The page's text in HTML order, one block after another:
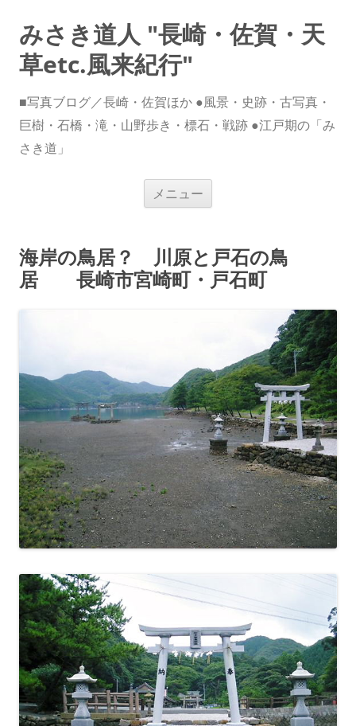
みさき道人 "長崎・佐賀・天
草etc.風来紀行"
■写真ブログ／長崎・佐賀ほか ●風景・史跡・古写真・
巨樹・石橋・滝・山野歩き・標石・戦跡 ●江戸期の「み
さき道」
メニュー
ス
キ
ッ
プ
海岸の鳥居？ 川原と戸石の鳥
居 長崎市宮崎町・戸石町